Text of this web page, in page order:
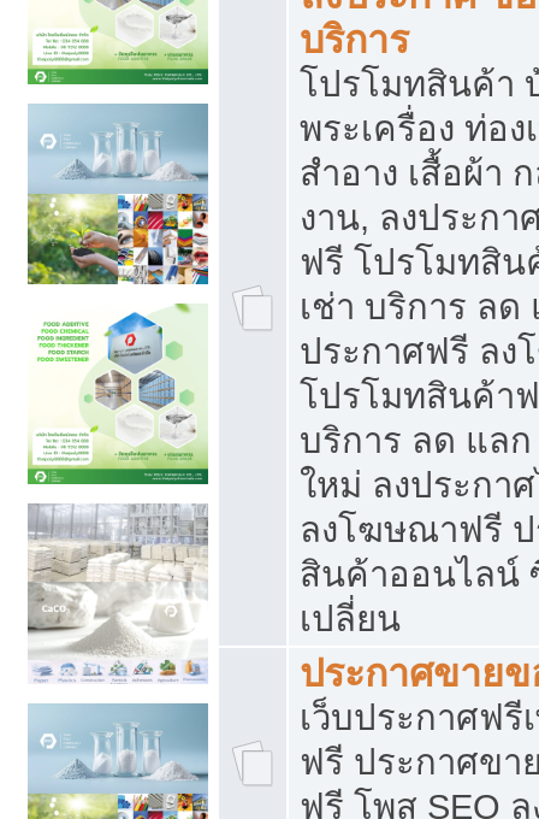
บริการ
โปรโมทสินค้า
พระเครื่อง ท่อง
สำอาง เสื้อผ้า
งาน, ลงประก
ฟรี โปรโมทสิ
เช่า บริการ ลด
ประกาศฟรี ล
โปรโมทสินค้า
บริการ ลด แล
ใหม่ ลงประกา
ลงโฆษณาฟรี
สินค้าออนไลน์
เปลี่ยน
ประกาศขายข
เว็บประกาศฟรี
ฟรี ประกาศขา
ฟรี โพส SEO